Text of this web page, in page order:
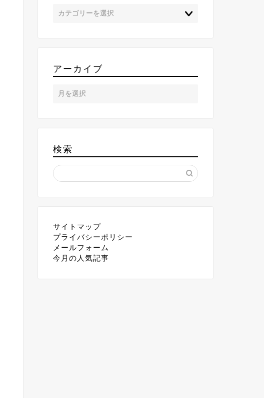
アーカイブ
検索
サイトマップ
プライバシーポリシー
メールフォーム
今月の人気記事